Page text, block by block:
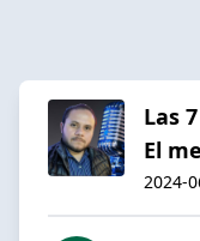
Las
El
2024-